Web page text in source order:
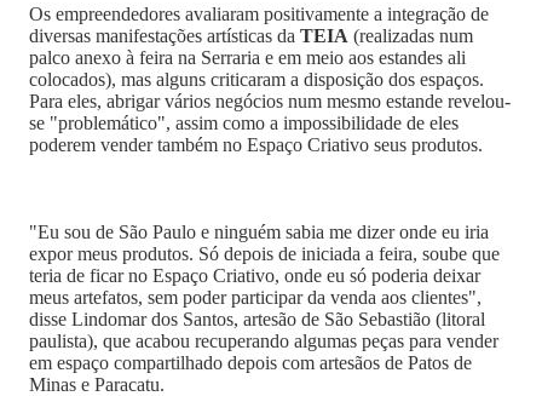
Os empreendedores avaliaram positivamente a integração de
diversas manifestações artísticas da TEIA (realizadas num
palco anexo à feira na Serraria e em meio aos estandes ali
colocados), mas alguns criticaram a disposição dos espaços.
Para eles, abrigar vários negócios num mesmo estande revelou-
se "problemático", assim como a impossibilidade de eles
poderem vender também no Espaço Criativo seus produtos.
"Eu sou de São Paulo e ninguém sabia me dizer onde eu iria
expor meus produtos. Só depois de iniciada a feira, soube que
teria de ficar no Espaço Criativo, onde eu só poderia deixar
meus artefatos, sem poder participar da venda aos clientes",
disse Lindomar dos Santos, artesão de São Sebastião (litoral
paulista), que acabou recuperando algumas peças para vender
em espaço compartilhado depois com artesãos de Patos de
Minas e Paracatu.